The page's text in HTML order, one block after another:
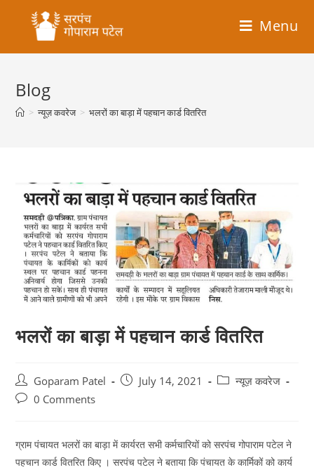
Menu
Blog
> न्यूज़ कवरेज > भलरों का बाड़ा में पहचान कार्ड वितरित
भलरों का बाड़ा में पहचान कार्ड वितरित
Goparam Patel July 14, 2021
न्यूज़ कवरेज
0 Comments
ग्राम पंचायत भलरों का बाड़ा में कार्यरत सभी कर्मचारियों को सरपंच गोपाराम पटेल ने
पहचान कार्ड वितरित किए । सरपंच पटेल ने बताया कि पंचायत के कार्मिकों को कार्य